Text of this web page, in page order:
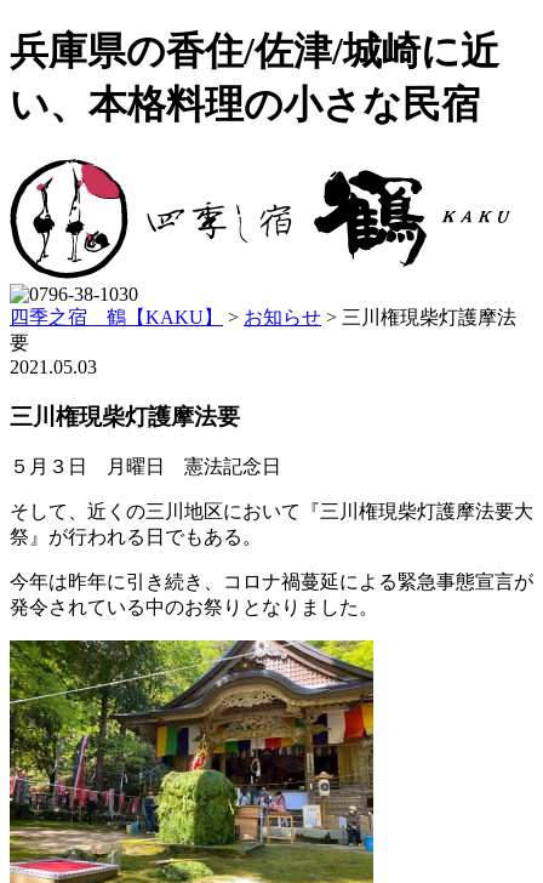
兵庫県の香住/佐津/城崎に近
い、本格料理の小さな民宿
四季之宿 鶴【KAKU】 > お知らせ > 三川権現柴灯護摩法
要
2021.05.03
三川権現柴灯護摩法要
５月３日 月曜日 憲法記念日
そして、近くの三川地区において『三川権現柴灯護摩法要大
祭』が行われる日でもある。
今年は昨年に引き続き、コロナ禍蔓延による緊急事態宣言が
発令されている中のお祭りとなりました。